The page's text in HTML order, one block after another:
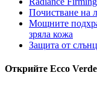
Почистване на
Мощните
зряла кожа
Защита от
Открийте Ecco